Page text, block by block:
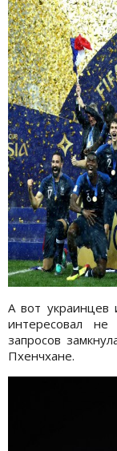
А вот украинцев
интересовал
запросов
Пхенчхане.